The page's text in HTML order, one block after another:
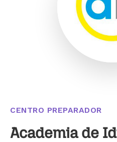
CENTRO PREPARADOR
Academia de